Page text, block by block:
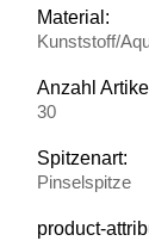
Material:
Kunststoff/
Anzahl
30
Spitzenart:
Pinselspitze
product-